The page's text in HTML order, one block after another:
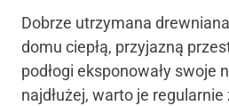
Dobrze utrzymana
domu ciepłą, przyjazną
podłogi eksponowały swoje
najdłużej, warto je